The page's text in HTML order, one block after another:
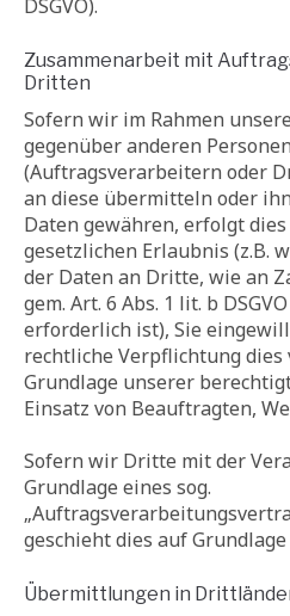
DSGVO).
Zusammenarbeit mit
Dritten
Sofern wir im Rahmen
gegenüber anderen
(Auftragsverarbeitern oder
an diese übermitteln oder
Daten gewähren, erfolgt
gesetzlichen Erlaubnis (z.B.
der Daten an Dritte, wie an
gem. Art. 6 Abs. 1 lit. b
erforderlich ist), Sie
rechtliche Verpflichtung
Grundlage unserer
Einsatz von Beauftragten,
Sofern wir Dritte mit der
Grundlage eines sog.
geschieht dies auf Grundlage
Übermittlungen in